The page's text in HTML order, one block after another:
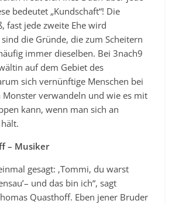
bedeutet „Kundschaft“! Die
fast jede zweite Ehe wird
die Gründe, die zum Scheitern
immer dieselben. Bei 3nach9
auf dem Gebiet des
sich vernünftige Menschen bei
Monster verwandeln und wie es mit
kann, wenn man sich an
– Musiker
gesagt: ‚Tommi, du warst
und das bin ich“, sagt
Quasthoff. Eben jener Bruder